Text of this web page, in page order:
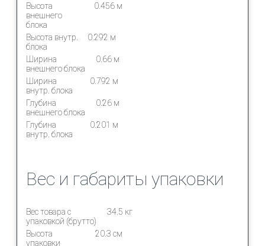
Высота
внешнего
блока
0.456 м
Высота внутр.
блока
0.292 м
Ширина
внешнего блока
0.66 м
Ширина
внутр. блока
0.792 м
Глубина
внешнего блока
0.26 м
Глубина
внутр. блока
0.201 м
Вес и габариты упаковки
Вес товара с
упаковкой (брутто)
34.5 кг
Высота
упаковки
20.3 см